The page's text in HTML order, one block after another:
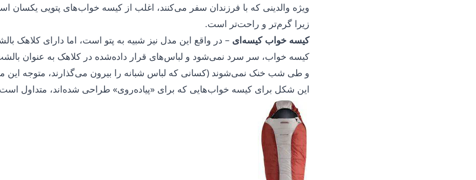
ویژه والدینی که با فرزندان سفر می‌کنند، اغلب از کیسه خواب‌های پتویی یکسان
زیرا گرم‌تر و راحت‌تر است.
کیسه خواب کیسه‌ای – در واقع این مدل نیز شبیه به پتو است، اما دارای کلاهک
کیسه خواب، سر سرد نمی‌شود و لباس‌های قرار داده‌شده در کلاهک به عنوان
و طی شب خنک نمی‌شوند (کسانی که لباس شبانه را بیرون می‌گذارند، متوجه این
این شکل برای کیسه خواب‌هایی که برای «پیاده‌روی» طراحی شده‌اند، متداول